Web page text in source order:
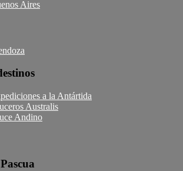
Aires
a la Antártida
Australis
Andino